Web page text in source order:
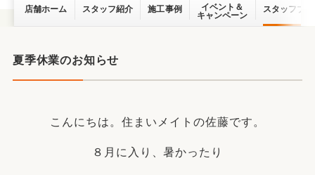
店舗ホーム スタッフ紹介 施工事例
イベント＆
キャンペーン
スタッフブ
夏季休業のお知らせ
こんにちは。住まいメイトの佐藤です。
８月に入り、暑かったり